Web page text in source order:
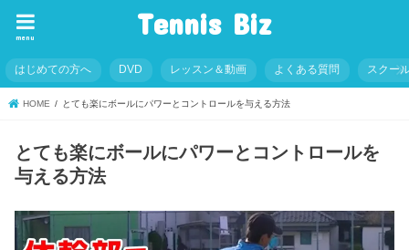
Tennis Biz
menu
はじめての方へ DVD レッスン＆動画 よくある質問 スクー
HOME とても楽にボールにパワーとコントロールを与える方法
とても楽にボールにパワーとコントロールを
与える方法